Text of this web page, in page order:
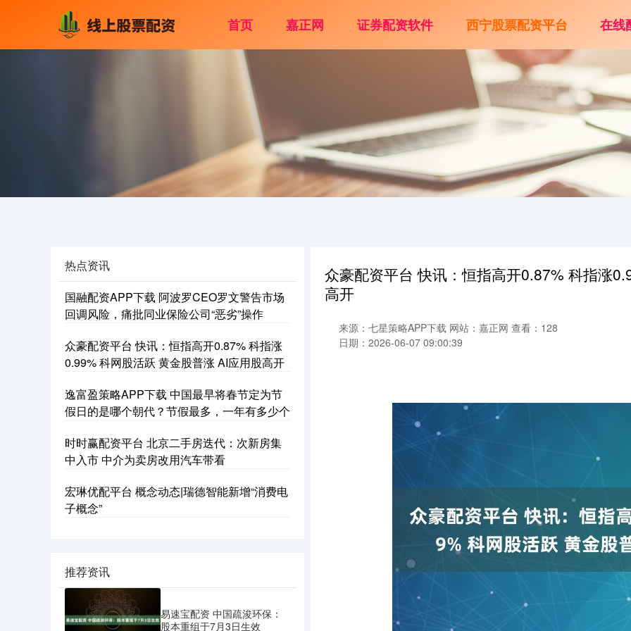
首页 嘉正网 证券配资软件 西宁股票配资平台 在线
众豪配资平台 快讯：恒指高开0.87% 科指涨
高开
来源：七星策略APP下载 网站：嘉正网 查看：128
日期：2026-06-07 09:00:39
热点资讯
国融配资APP下载 阿波罗CEO罗文警告市场
回调风险，痛批同业保险公司“恶劣”操作
众豪配资平台 快讯：恒指高开0.87% 科指涨
0.99% 科网股活跃 黄金股普涨 AI应用股高开
逸富盈策略APP下载 中国最早将春节定为节
假日的是哪个朝代？节假最多，一年有多少个
时时赢配资平台 北京二手房迭代：次新房集
中入市 中介为卖房改用汽车带看
宏琳优配平台 概念动态|瑞德智能新增“消费电
子概念”
推荐资讯
易速宝配资 中国疏浚环保：
股本重组于7月3日生效